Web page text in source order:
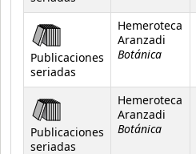
Publicaciones
seriadas
Hemeroteca
Aranzadi
Botánica
Publicaciones
seriadas
Hemeroteca
Aranzadi
Botánica